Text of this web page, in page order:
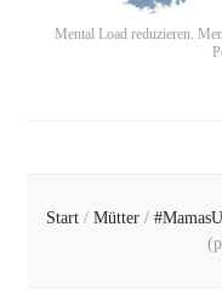
Mental Load reduzieren.
Start / Mütter /